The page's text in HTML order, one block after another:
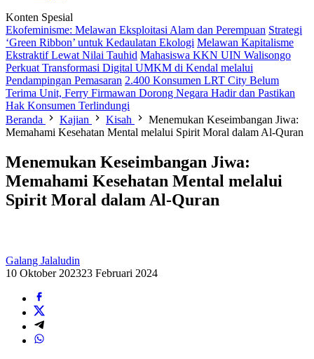
Konten Spesial
Ekofeminisme: Melawan Eksploitasi Alam dan Perempuan Strategi
‘Green Ribbon’ untuk Kedaulatan Ekologi Melawan Kapitalisme
Ekstraktif Lewat Nilai Tauhid Mahasiswa KKN UIN Walisongo
Perkuat Transformasi Digital UMKM di Kendal melalui
Pendampingan Pemasaran 2.400 Konsumen LRT City Belum
Terima Unit, Ferry Firmawan Dorong Negara Hadir dan Pastikan
Hak Konsumen Terlindungi
Beranda
Kajian Kisah
Menemukan Keseimbangan Jiwa:
Memahami Kesehatan Mental melalui Spirit Moral dalam Al-Quran
Menemukan Keseimbangan Jiwa:
Memahami Kesehatan Mental melalui
Spirit Moral dalam Al-Quran
Galang Jalaludin
10 Oktober 202323 Februari 2024